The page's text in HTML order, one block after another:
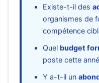
Existe-t-il des
organismes de
compétence
Quel budget
poste cette
Y a-t-il un